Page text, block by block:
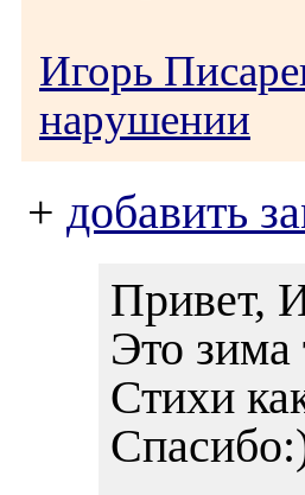
Игорь
нарушении
+ добавить
Привет,
Это зима
Стихи